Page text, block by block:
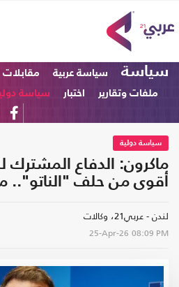
سياسة سياسة عربية مقابلات
ملفات وتقارير
اختبار سياسة
سياسة دولية
ماكرون: الدفاع المشترك
أقوى من حلف "الناتو"..
لندن - عربي21، وكالات
25-Apr-26 08:09 PM